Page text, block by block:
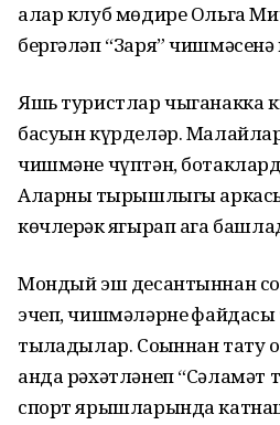
алар клуб мөдире Ольга
бергәләп “Заря”
Яшь туристлар чыганакка
басуын күрделәр.
чишмәне чүптән,
Аларның тырышлыгы
көчлерәк яңгырап ага
Мондый эш десантыннан
эчеп, чишмәләрнең
тыңладылар. Соңыннан
анда рәхәтләнеп “Сәламәт
спорт ярышларында